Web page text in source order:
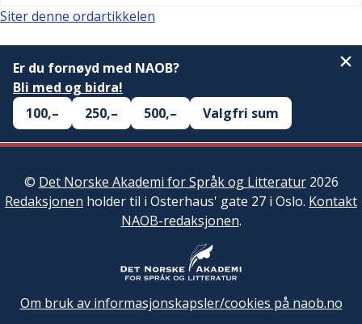
Siter denne ordartikkelen
Er du fornøyd med NAOB?
Bli med og bidra!
100,–
250,– 500,– Valgfri sum
© Det Norske Akademi for Språk og Litteratur2026
Redaksjonen holder til i Osterhaus' gate 27 i Oslo. Kontakt
NAOB-redaksjonen.
Om bruk av informasjonskapsler/cookies på naob.no